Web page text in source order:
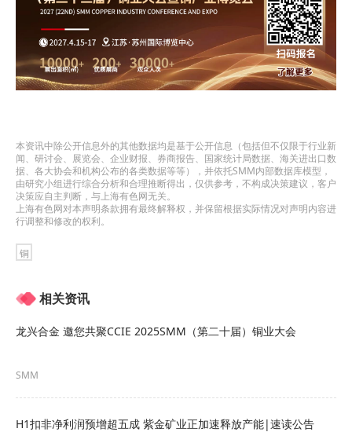
本资讯中除公开信息外的其他数据均是基于公开信息（包括但不仅限于行业新
闻、研讨会、展览会、企业财报、券商报告、国家统计局数据、海关进出口数
据、各大协会和机构公布的各类数据等等），并依托SMM内部数据库模型，
由研究小组进行综合分析和合理推断得出，仅供参考，不构成决策建议，客户
决策应自主判断，与上海有色网无关。
上海有色网对本声明条款拥有最终解释权，并保留根据实际情况对声明内容进
行调整和修改的权利。
铜
相关资讯
龙兴合金 邀您共聚CCIE 2025SMM（第二十届）铜业大会
SMM
H1扣非净利润预增超五成 紫金矿业正加速释放产能|速读公告